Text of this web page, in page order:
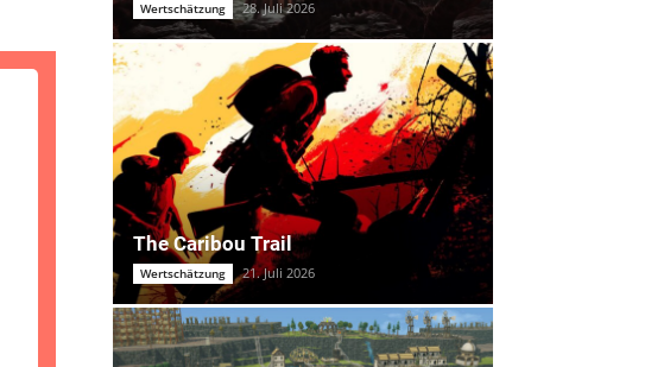
Wertschätzung 28. Juli 2026
The Caribou Trail
Wertschätzung 21. Juli 2026